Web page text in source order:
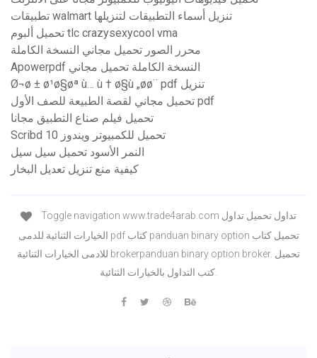
تطبيقات walmart تنزيل أسماء التطبيقات لتنزيلها
تحميل ألبوم tlc crazysexycool vma
محرر الصور تحميل مجاني النسخة الكاملة
Apowerpdf النسخة الكاملة تحميل مجاني
Ø¬ø ± ø¹ø§øª ù… ù † ø§ù „øø¨ pdf تنزيل
تحميل مجاني لقصة الطبيعة للصف الأول pdf
تحميل فيلم صناع التطبيق مجانا
Scribd تحميل للكمبيوتر ويندوز 10
النمر الأسود تحميل سيل سيل
كيفية منع تنزيل تعديل البخار
Toggle navigation www.trade4arab.com تداول تحميل تداول
الخيارات الثنائية للدمى pdf كتاب panduan binary option تحميل كتاب
للادمى الخيارات الثنائية brokerpanduan binary option broker. تحميل